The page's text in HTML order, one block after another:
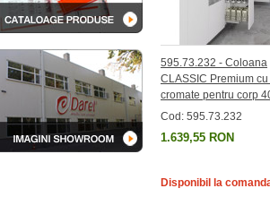
595.73.232 - Coloana
CLASSIC Premium
cromate pentru corp
Cod: 595.73.232
1.639,55 RON
Disponibil la